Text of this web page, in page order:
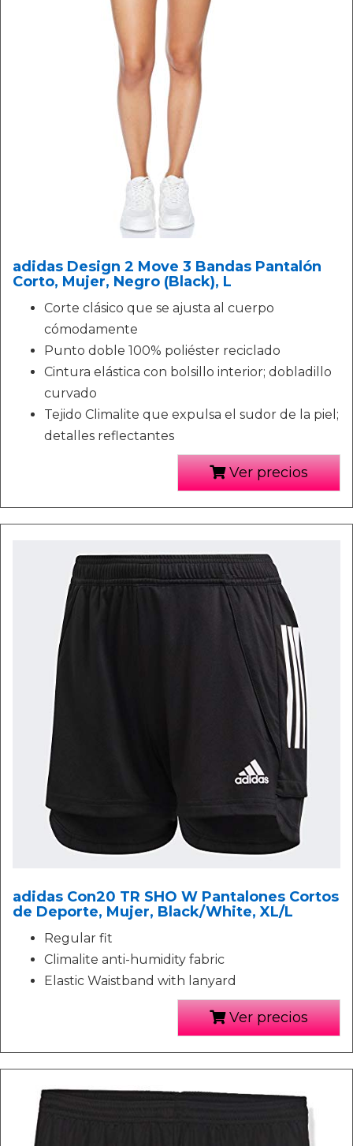
adidas Design 2 Move 3 Bandas Pantalón
Corto, Mujer, Negro (Black), L
Corte clásico que se ajusta al cuerpo
cómodamente
Punto doble 100% poliéster reciclado
Cintura elástica con bolsillo interior; dobladillo
curvado
Tejido Climalite que expulsa el sudor de la piel;
detalles reflectantes
Ver precios
adidas Con20 TR SHO W Pantalones Cortos
de Deporte, Mujer, Black/White, XL/L
Regular fit
Climalite anti-humidity fabric
Elastic Waistband with lanyard
Ver precios